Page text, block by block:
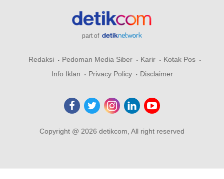
part of
Redaksi Pedoman Media Siber Karir
Kotak Pos
Info Iklan
Privacy Policy Disclaimer
Copyright @ 2026 detikcom, All right reserved